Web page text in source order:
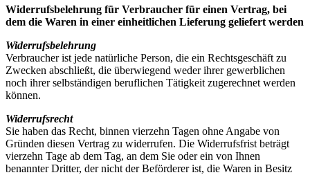
Widerrufsbelehrung für Verbraucher für einen Vertrag, bei
dem die Waren in einer einheitlichen Lieferung geliefert werden
Widerrufsbelehrung
Verbraucher ist jede natürliche Person, die ein Rechtsgeschäft zu
Zwecken abschließt, die überwiegend weder ihrer gewerblichen
noch ihrer selbständigen beruflichen Tätigkeit zugerechnet werden
können.
Widerrufsrecht
Sie haben das Recht, binnen vierzehn Tagen ohne Angabe von
Gründen diesen Vertrag zu widerrufen. Die Widerrufsfrist beträgt
vierzehn Tage ab dem Tag, an dem Sie oder ein von Ihnen
benannter Dritter, der nicht der Beförderer ist, die Waren in Besitz